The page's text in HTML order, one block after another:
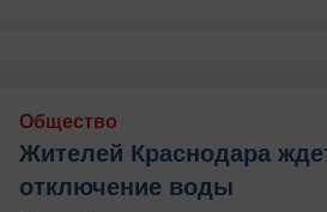
Общество
Жителей Краснодара
отключение воды